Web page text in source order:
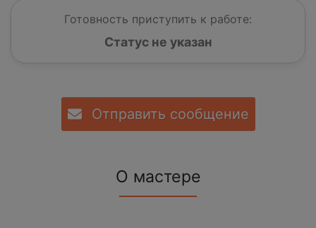
Готовность приступить к работе:
Статус не указан
Отправить сообщение
О мастере